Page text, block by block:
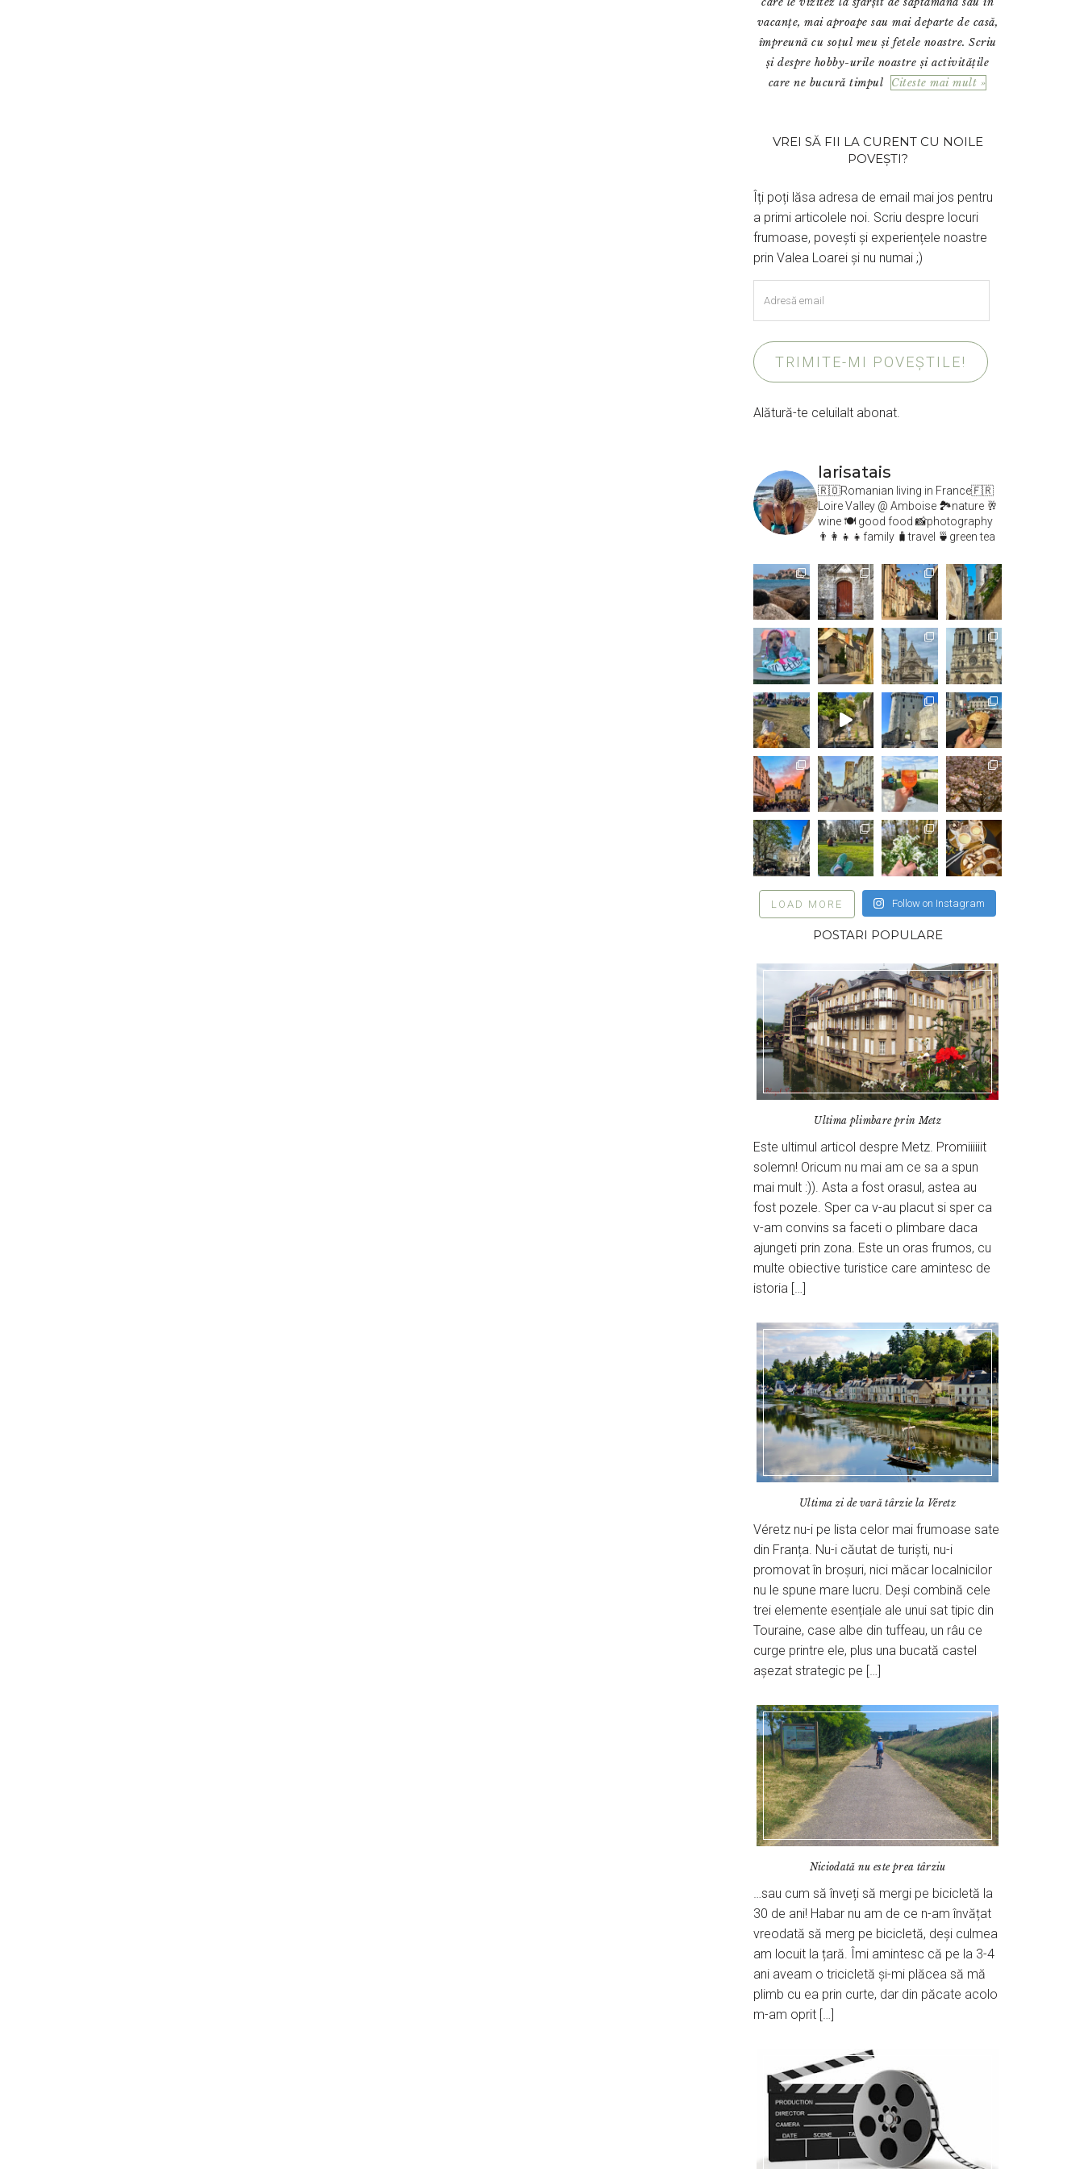
vacanțe, mai aproape sau mai departe de casă,
împreună cu soțul meu și fetele noastre. Scriu
și despre hobby-urile noastre și activitățile
care ne bucură timpul Citeste mai mult »
VREI SĂ FII LA CURENT CU NOILE
POVEȘTI?
Îți poți lăsa adresa de email mai jos pentru
a primi articolele noi. Scriu despre locuri
frumoase, povești și experiențele noastre
prin Valea Loarei și nu numai ;)
email
TRIMITE-MI POVEȘTILE!
Alătură-te celuilalt abonat.
larisatais
🇷🇴Romanian living in France🇫🇷
Loire Valley @ Amboise 🏞️nature 🥂
wine 🍽 good food 📸photography
👨‍👩‍👧‍👧family 🧳travel 🍵green tea
LOAD MORE Follow on Instagram
POSTARI POPULARE
Ultima plimbare prin Metz
Este ultimul articol despre Metz. Promiiiiiit
solemn! Oricum nu mai am ce sa a spun
mai mult :)). Asta a fost orasul, astea au
fost pozele. Sper ca v-au placut si sper ca
v-am convins sa faceti o plimbare daca
ajungeti prin zona. Este un oras frumos, cu
multe obiective turistice care amintesc de
istoria […]
Ultima zi de vară târzie la Véretz
Véretz nu-i pe lista celor mai frumoase sate
din Franța. Nu-i căutat de turiști, nu-i
promovat în broșuri, nici măcar localnicilor
nu le spune mare lucru. Deși combină cele
trei elemente esențiale ale unui sat tipic din
Touraine, case albe din tuffeau, un râu ce
curge printre ele, plus una bucată castel
așezat strategic pe […]
Niciodată nu este prea târziu
…sau cum să înveți să mergi pe bicicletă la
30 de ani! Habar nu am de ce n-am învățat
vreodată să merg pe bicicletă, deși culmea
am locuit la țară. Îmi amintesc că pe la 3-4
ani aveam o tricicletă și-mi plăcea să mă
plimb cu ea prin curte, dar din păcate acolo
m-am oprit […]